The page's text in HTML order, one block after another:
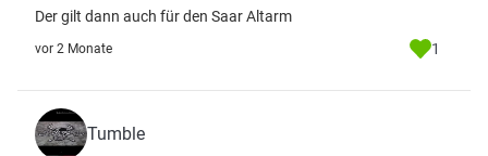
Der gilt dann auch für den Saar Altarm
vor 2 Monate 1
Tumble